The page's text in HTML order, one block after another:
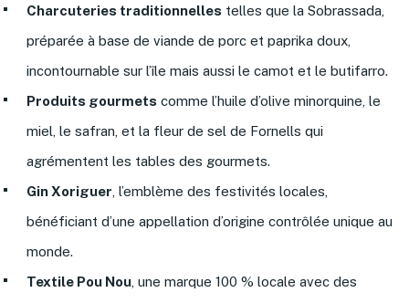
Charcuteries traditionnelles telles que la Sobrassada,
préparée à base de viande de porc et paprika doux,
incontournable sur l’île mais aussi le camot et le butifarro.
Produits gourmets comme l’huile d’olive minorquine, le
miel, le safran, et la fleur de sel de Fornells qui
agrémentent les tables des gourmets.
Gin Xoriguer , l’emblème des festivités locales,
bénéficiant d’une appellation d’origine contrôlée unique au
monde.
Textile Pou Nou, une marque 100 % locale avec des